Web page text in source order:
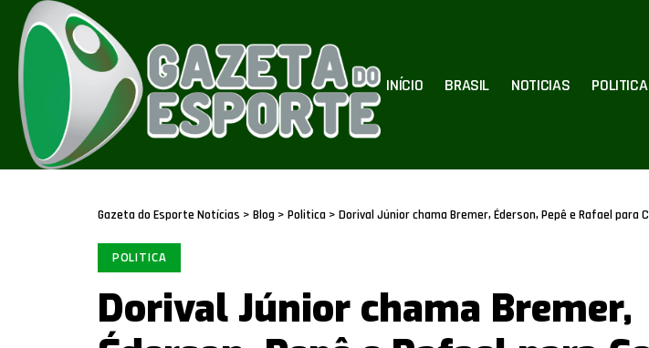
INÍCIO BRASIL NOTICIAS POLITICA
Gazeta do Esporte Notícias > Blog > Politica > Dorival Júnior chama Bremer, Éderson, Pepê e Rafael para
POLITICA
Dorival Júnior chama Bremer,